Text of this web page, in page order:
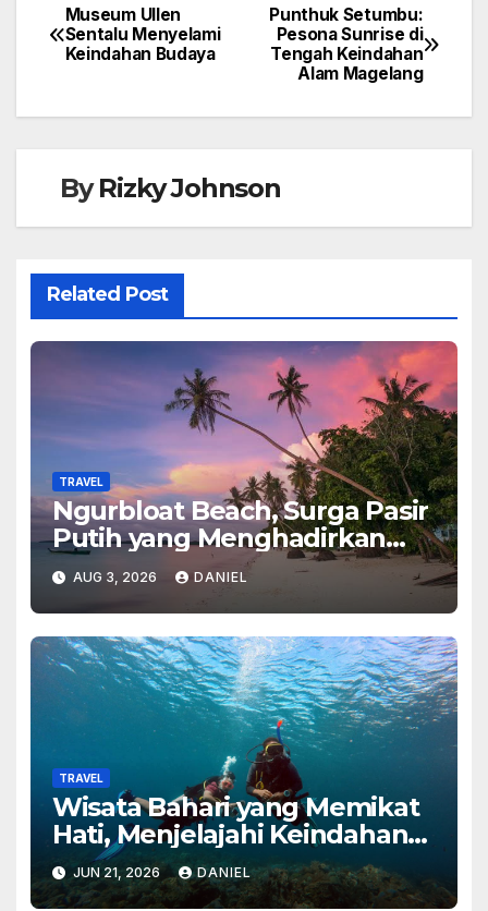
ByRizky Johnson
Related Post
Ngurbloat Beach, Surga Pasir
Putih yang Menghadirkan
Ketenangan dan Pesona
Alam Tak Terlupakan
DANIEL
Wisata Bahari yang Memikat
Hati, Menjelajahi Keindahan
Laut dengan Pengalaman
Tak Terlupakan
JUN 21, 2026 DANIEL
TRAVEL